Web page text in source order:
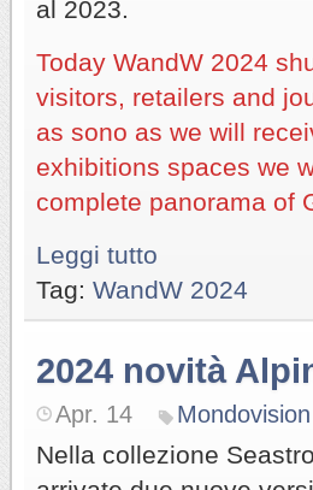
al 2023.
Today WandW 2024
visitors, retailers and
as sono as we will
exhibitions spaces we
complete panorama of
Leggi tutto
Tag: WandW 2024
2024 novità
Apr. 14 Mondovision
Nella collezione